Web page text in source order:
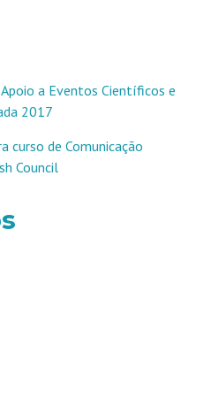
a Eventos Científicos e
2017
curso de Comunicação
Council